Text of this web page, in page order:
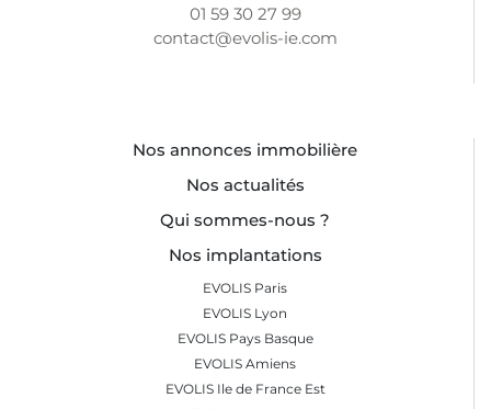
01 59 30 27 99
contact@evolis-ie.com
Nos annonces immobilière
Nos actualités
Qui sommes-nous ?
Nos implantations
EVOLIS Paris
EVOLIS Lyon
EVOLIS Pays Basque
EVOLIS Amiens
EVOLIS Ile de France Est